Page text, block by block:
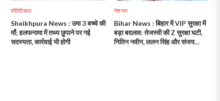
पॉलिटिकल
Sheikhpura News : उमा 3 बच्चे की
माँ; हलफनामा में तथ्य छुपाने पर गई
सदस्यता, कार्रवाई भी होगी
नेशनल
Bihar News : बिहार में VIP सुरक्षा में
बड़ा बदलाव: तेजस्वी की Z सुरक्षा घटी,
नितिन नवीन, ललन सिंह और संजय